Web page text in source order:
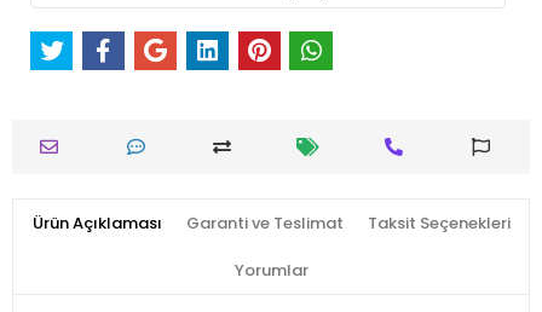
Ürün Açıklaması Garanti ve Teslimat Taksit Seçenekleri
Yorumlar